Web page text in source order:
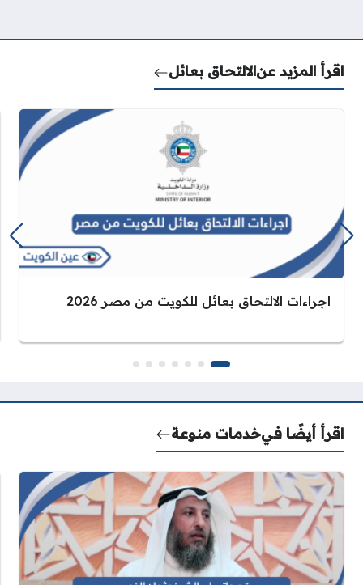
اقرأ المزيد عنالالتحاق بعائل
اجراءات الالتحاق بعائل للكويت من مصر 2026
اقرأ أيضًا فيخدمات منوعة